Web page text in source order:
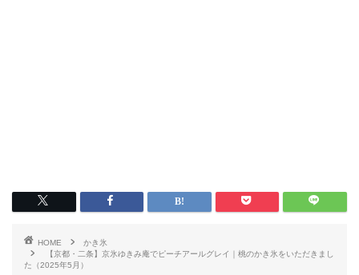
HOME
かき氷
【京都・二条】京氷ゆきみ庵でピーチアールグレイ｜桃のかき氷をいただきまし
た（2025年5月）